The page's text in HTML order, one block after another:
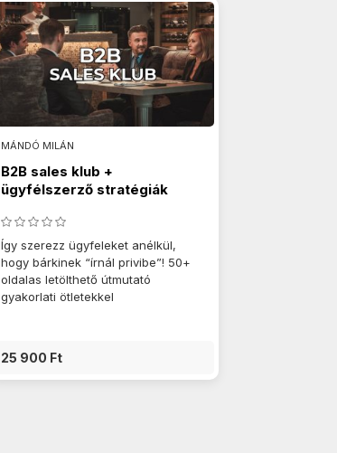
MÁNDÓ MILÁN
B2B sales klub +
ügyfélszerző stratégiák
Így szerezz ügyfeleket anélkül,
hogy bárkinek “írnál privibe”! 50+
oldalas letölthető útmutató
gyakorlati ötletekkel
25 900 Ft